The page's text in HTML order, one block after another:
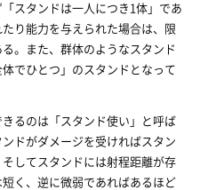
スタンドは一人につき1体」であ
り能力を与えられた場合は、限
。また、群体のようなスタンド
でひとつ」のスタンドとなって
るのは「スタンド使い」と呼ば
ドがダメージを受ければスタン
してスタンドには射程距離が存
く、逆に微弱であればあるほど